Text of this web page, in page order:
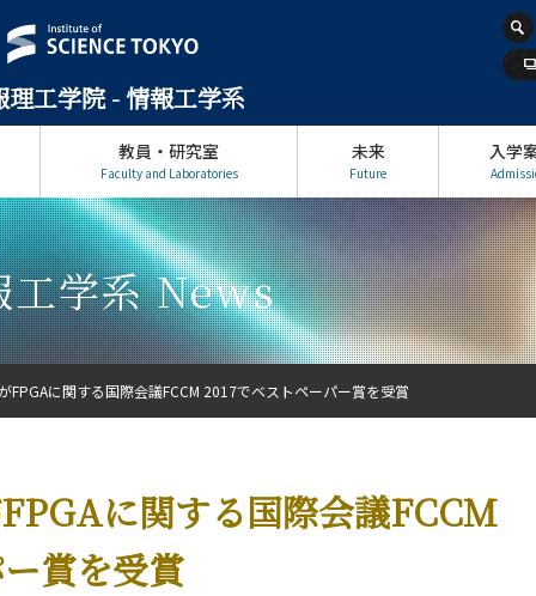
理工学院 - 情報工学系
教員・研究室
Faculty and Laboratories
未来
Future
入学
工学系 News
に関する国際会議FCCM
賞を受賞
FPGAに関する国際会議FCCM 2017でベストペーパー賞を受賞